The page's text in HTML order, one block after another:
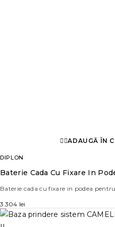
ADAUGĂ ÎN
DIPLON
Baterie Cada Cu Fixare In
Baterie cada cu fixare in podea
3.304 lei